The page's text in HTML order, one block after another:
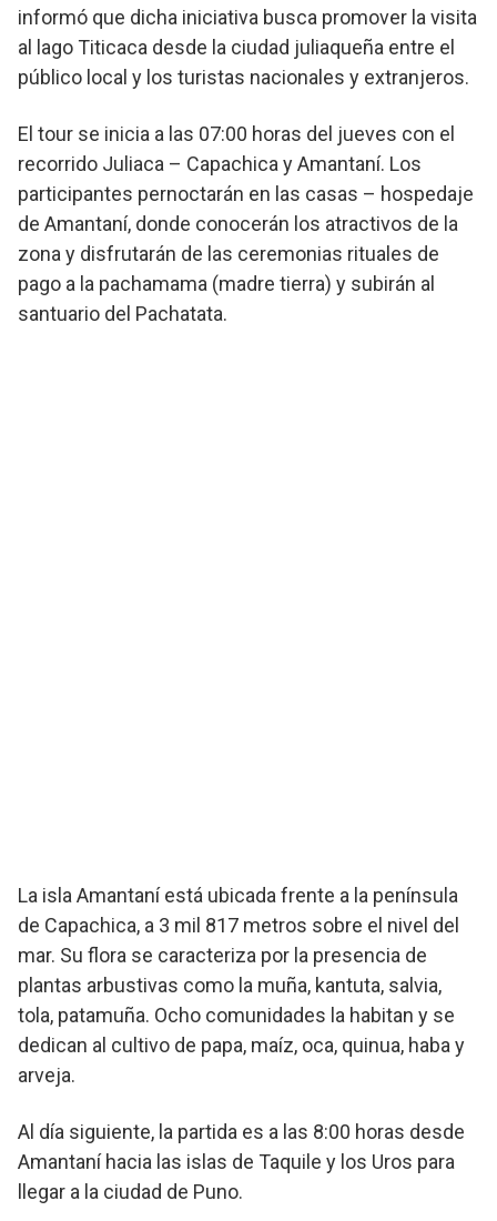
informó que dicha iniciativa busca promover la visita
al lago Titicaca desde la ciudad juliaqueña entre el
público local y los turistas nacionales y extranjeros.
El tour se inicia a las 07:00 horas del jueves con el
recorrido Juliaca – Capachica y Amantaní. Los
participantes pernoctarán en las casas – hospedaje
de Amantaní, donde conocerán los atractivos de la
zona y disfrutarán de las ceremonias rituales de
pago a la pachamama (madre tierra) y subirán al
santuario del Pachatata.
La isla Amantaní está ubicada frente a la península
de Capachica, a 3 mil 817 metros sobre el nivel del
mar. Su flora se caracteriza por la presencia de
plantas arbustivas como la muña, kantuta, salvia,
tola, patamuña. Ocho comunidades la habitan y se
dedican al cultivo de papa, maíz, oca, quinua, haba y
arveja.
Al día siguiente, la partida es a las 8:00 horas desde
Amantaní hacia las islas de Taquile y los Uros para
llegar a la ciudad de Puno.